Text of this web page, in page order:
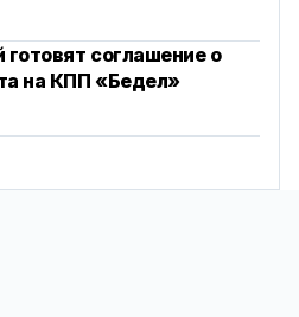
соглашение о
на КПП «Бедел»